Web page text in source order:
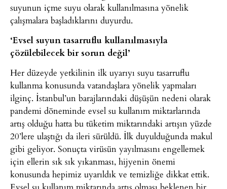
suyunun içme suyu olarak kullanılmasına yönelik
çalışmalara başladıklarını duyurdu.
‘Evsel suyun tasarruflu kullanılmasıyla
çözülebilecek bir sorun değil’
Her düzeyde yetkilinin ilk uyarıyı suyu tasarruflu
kullanma konusunda vatandaşlara yönelik yapmaları
ilginç. İstanbul’un barajlarındaki düşüşün nedeni olarak
pandemi döneminde evsel su kullanım miktarlarında
artış olduğu hatta bu tüketim miktarındaki artışın yüzde
20’lere ulaştığı da ileri sürüldü. İlk duyulduğunda makul
gibi geliyor. Sonuçta virüsün yayılmasını engellemek
için ellerin sık sık yıkanması, hijyenin önemi
konusunda hepimiz uyarıldık ve temizliğe dikkat ettik.